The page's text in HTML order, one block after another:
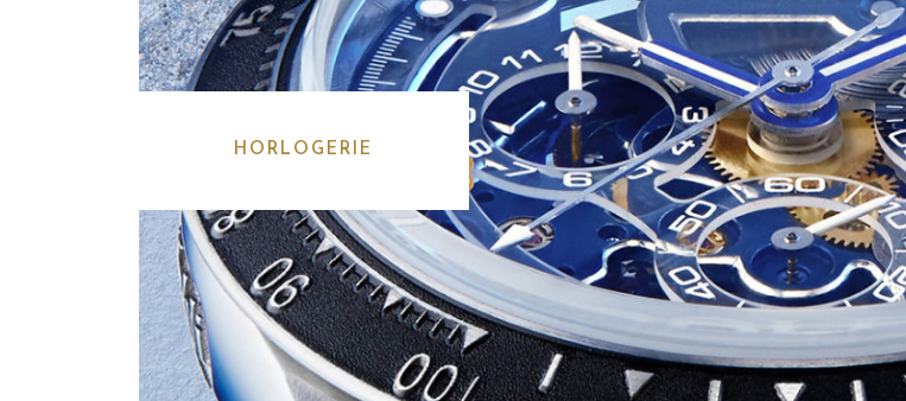
HORLOGERIE